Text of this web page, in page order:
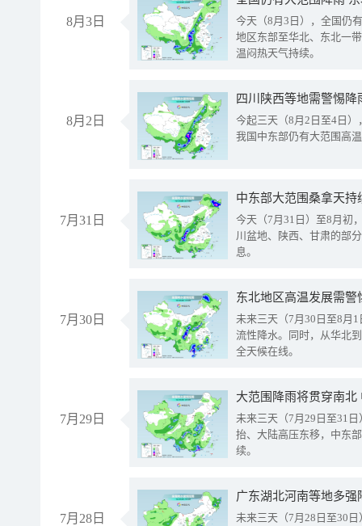
8月3日
今天（8月3日），全国仍
地区东部至华北、东北一
温闷热天气持续。
8月2日
今起三天（8月2日至4日
我国中东部仍有大范围高
7月31日
中东部大范围桑拿天
今天（7月31日）至8月初
川盆地、陕西、甘肃的部
息。
7月30日
东北地区高温发展需
未来三天（7月30日至8月
流性降水。同时，从华北
全天候在线。
7月29日
大范围降雨将贯穿南
未来三天（7月29日至31
抬、大陆高压东移，中东
续。
7月28日
广东湖北河南等地多
未来三天（7月28日至30